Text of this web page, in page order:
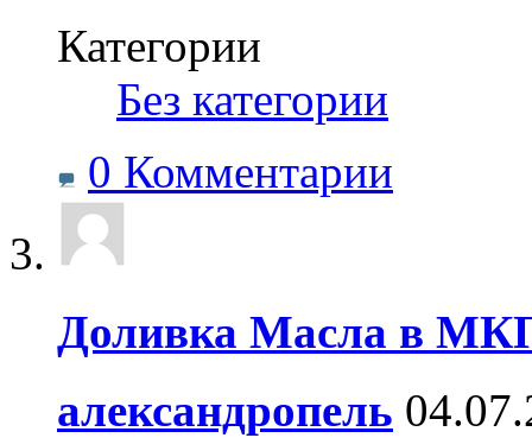
Категории
Без категории
0 Комментарии
Доливка Масла в
александропель